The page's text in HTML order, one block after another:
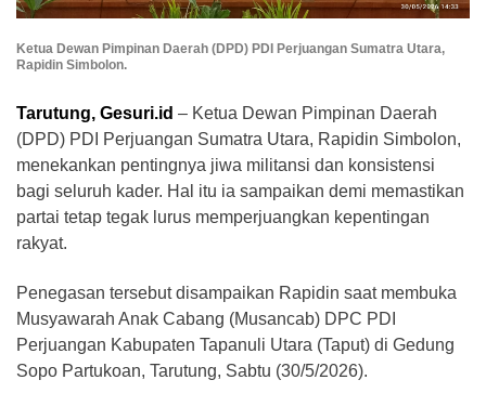
Ketua Dewan Pimpinan Daerah (DPD) PDI Perjuangan Sumatra Utara,
Rapidin Simbolon.
Tarutung, Gesuri.id – Ketua Dewan Pimpinan Daerah
(DPD) PDI Perjuangan Sumatra Utara, Rapidin Simbolon,
menekankan pentingnya jiwa militansi dan konsistensi
bagi seluruh kader. Hal itu ia sampaikan demi memastikan
partai tetap tegak lurus memperjuangkan kepentingan
rakyat.
Penegasan tersebut disampaikan Rapidin saat membuka
Musyawarah Anak Cabang (Musancab) DPC PDI
Perjuangan Kabupaten Tapanuli Utara (Taput) di Gedung
Sopo Partukoan, Tarutung, Sabtu (30/5/2026).